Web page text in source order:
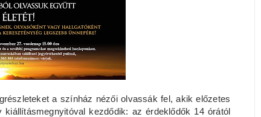
a színház nézői olvassák fel, akik előzetes
kezdődik: az érdeklődők 14 órától